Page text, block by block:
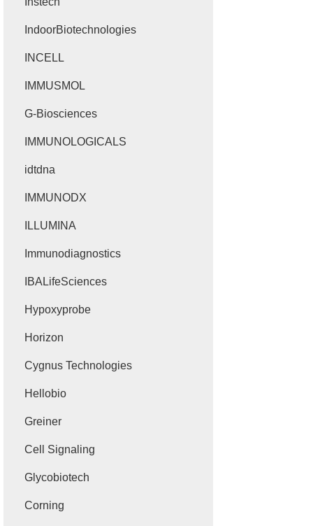
IndoorBiotechnologies
INCELL
IMMUSMOL
G-Biosciences
IMMUNOLOGICALS
idtdna
IMMUNODX
ILLUMINA
Immunodiagnostics
IBALifeSciences
Hypoxyprobe
Horizon
Cygnus Technologies
Hellobio
Greiner
Cell Signaling
Glycobiotech
Corning